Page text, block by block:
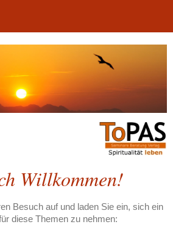
Willkommen!
Besuch auf und laden Sie ein, sich ein
diese Themen zu nehmen: